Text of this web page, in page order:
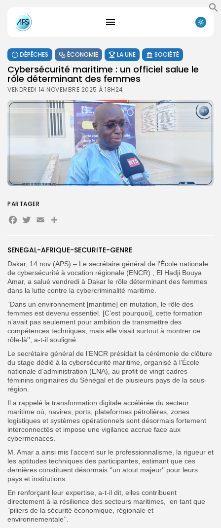
Search
for:
Search
Button
DÉPÊCHES ÉCONOMIE LA UNE SOCIÉTÉ
Cybersécurité maritime : un officiel salue le
rôle déterminant des femmes
VENDREDI 14 NOVEMBRE 2025 À 18H24
SENEGAL-AFRIQUE-SECURITE-GENRE
Dakar, 14 nov (APS) – Le secrétaire général de l’École nationale
de cybersécurité à vocation régionale (ENCR) , El Hadji Bouya
Amar, a salué vendredi à Dakar le rôle déterminant des femmes
dans la lutte contre la cybercriminalité maritime.
”Dans un environnement [maritime] en mutation, le rôle des
femmes est devenu essentiel. [C’est pourquoi], cette formation
n’avait pas seulement pour ambition de transmettre des
compétences techniques, mais elle visait surtout à montrer ce
rôle-là’’, a-t-il souligné.
Le secrétaire général de l’ENCR présidait la cérémonie de clôture
du stage dédié à la cybersécurité maritime, organisé à l’École
nationale d’administration (ENA), au profit de vingt cadres
féminins originaires du Sénégal et de plusieurs pays de la sous-
région.
Il a rappelé la transformation digitale accélérée du secteur
maritime où, navires, ports, plateformes pétrolières, zones
logistiques et systèmes opérationnels sont désormais fortement
interconnectés et impose une vigilance accrue face aux
cybermenaces.
M. Amar a ainsi mis l’accent sur le professionnalisme, la rigueur et
les aptitudes techniques des participantes, estimant que ces
dernières constituent désormais ‘’un atout majeur‘’ pour leurs
pays et institutions.
En renforçant leur expertise, a-t-il dit, elles contribuent
directement à la résilience des secteurs maritimes,
en tant que
”piliers de la sécurité économique, régionale et
environnementale’’.
PARTAGER
Facebook
Twitter
EmailPartager